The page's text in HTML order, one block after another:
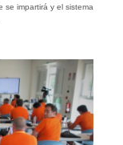
se impartirá y el sistema